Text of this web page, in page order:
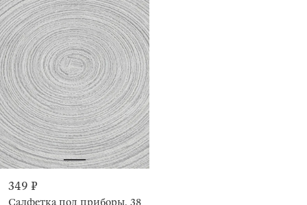
349 ₽
Салфетка под приборы, 38